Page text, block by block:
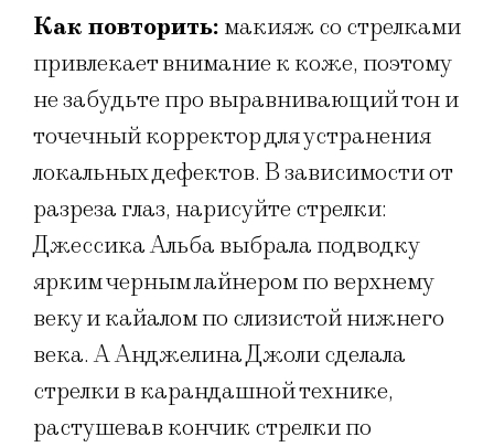
Как повторить: макияж со стрелками
привлекает внимание к коже, поэтому
не забудьте про выравнивающий тон и
точечный корректор для устранения
локальных дефектов. В зависимости от
разреза глаз, нарисуйте стрелки:
Джессика Альба выбрала подводку
ярким черным лайнером по верхнему
веку и кайалом по слизистой нижнего
века. А Анджелина Джоли сделала
стрелки в карандашной технике,
растушевав кончик стрелки по